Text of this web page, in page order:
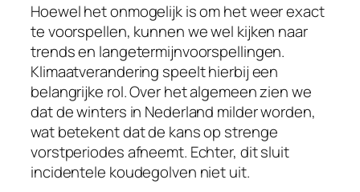
Hoewel het onmogelijk is om het weer exact
te voorspellen, kunnen we wel kijken naar
trends en langetermijnvoorspellingen.
Klimaatverandering speelt hierbij een
belangrijke rol. Over het algemeen zien we
dat de winters in Nederland milder worden,
wat betekent dat de kans op strenge
vorstperiodes afneemt. Echter, dit sluit
incidentele koudegolven niet uit.